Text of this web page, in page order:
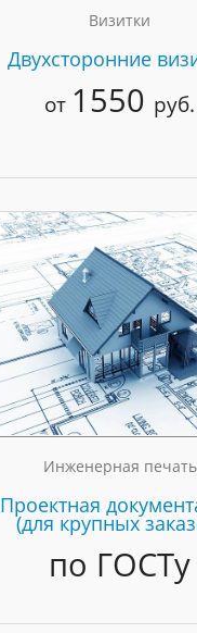
Визитки
Двухсторонние
от 1550 руб.
Инженерная печать
Проектная
(для крупных
по ГОСТу